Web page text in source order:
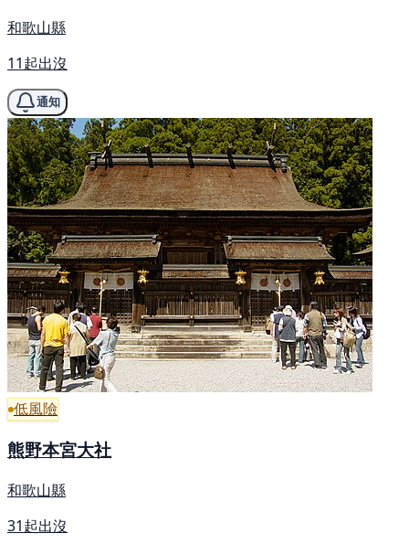
和歌山縣
11起出沒
通知
低風險
熊野本宮大社
和歌山縣
31起出沒